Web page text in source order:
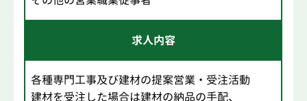
求人内容
各種専門工事及び建材の提案営業・受注活動
建材を受注した場合は建材の納品の手配、